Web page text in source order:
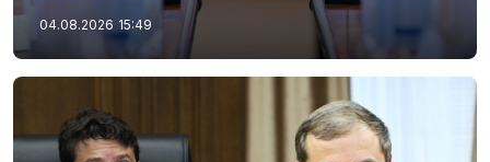
04.08.2026 15:49